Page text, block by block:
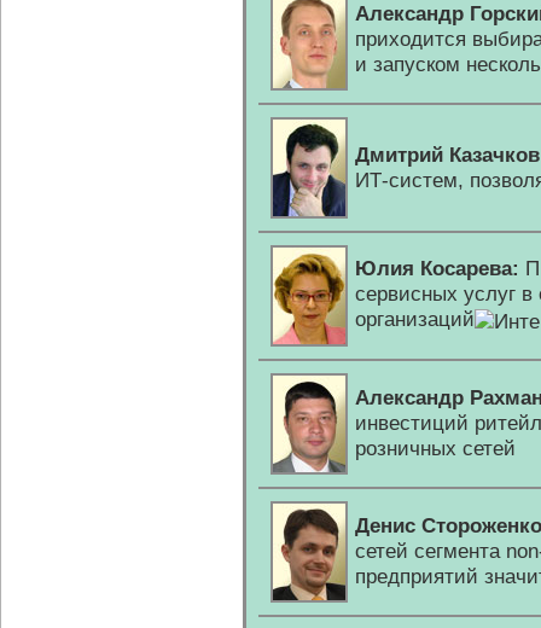
Александр
приходится
и запуском
Дмитрий
ИТ-систем,
Юлия Косарева:
сервисных услуг
организаций
Александр
инвестиций
розничных сетей
Денис
сетей сегмента
предприятий